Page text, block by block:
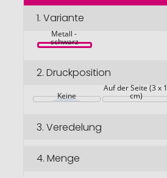
Bildgalerie
1. Variante
Metall -
schwarz
2. Druckposition
Keine
Auf der Seite (3 x 1
cm)
3. Veredelung
4. Menge